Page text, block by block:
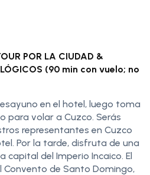
POR LA CIUDAD &
(90 min con vuelo; no
en el hotel, luego toma
para volar a Cuzco. Serás
representantes en Cuzco
Por la tarde, disfruta de una
capital del Imperio Incaico. El
Convento de Santo Domingo,